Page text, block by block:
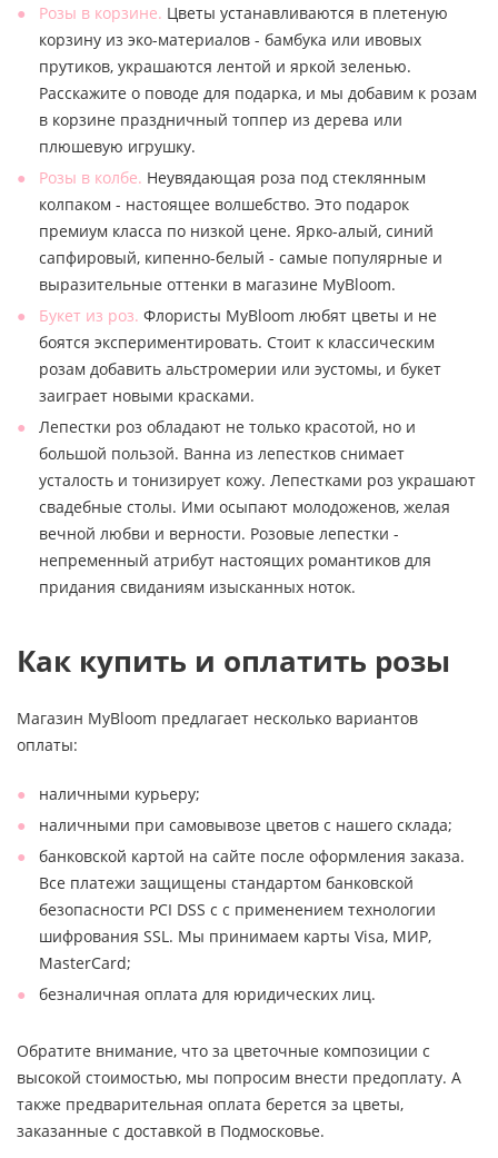
Розы в корзине. Цветы устанавливаются в плетеную
корзину из эко-материалов - бамбука или ивовых
прутиков, украшаются лентой и яркой зеленью.
Расскажите о поводе для подарка, и мы добавим к розам
в корзине праздничный топпер из дерева или
плюшевую игрушку.
Розы в колбе. Неувядающая роза под стеклянным
колпаком - настоящее волшебство. Это подарок
премиум класса по низкой цене. Ярко-алый, синий
сапфировый, кипенно-белый - самые популярные и
выразительные оттенки в магазине MyBloom.
Букет из роз. Флористы MyBloom любят цветы и не
боятся экспериментировать. Стоит к классическим
розам добавить альстромерии или эустомы, и букет
заиграет новыми красками.
Лепестки роз обладают не только красотой, но и
большой пользой. Ванна из лепестков снимает
усталость и тонизирует кожу. Лепестками роз украшают
свадебные столы. Ими осыпают молодоженов, желая
вечной любви и верности. Розовые лепестки -
непременный атрибут настоящих романтиков для
придания свиданиям изысканных ноток.
Как купить и оплатить розы
Магазин MyBloom предлагает несколько вариантов
оплаты:
наличными курьеру;
наличными при самовывозе цветов с нашего склада;
банковской картой на сайте после оформления заказа.
Все платежи защищены стандартом банковской
безопасности PCI DSS с с применением технологии
шифрования SSL. Мы принимаем карты Visa, МИР,
MasterCard;
безналичная оплата для юридических лиц.
Обратите внимание, что за цветочные композиции с
высокой стоимостью, мы попросим внести предоплату. А
также предварительная оплата берется за цветы,
заказанные с доставкой в Подмосковье.